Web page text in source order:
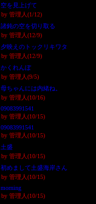
空を見上げて
by 管理人(1/12)
諸鈍の空を切り取る
by 管理人(12/9)
夕映えのトックリキワタ
by 管理人(12/9)
かくれんぼ
by 管理人(9/5)
母ちゃんには内緒ね。
by 管理人(10/16)
09083991541
by 管理人(10/15)
09083991541
by 管理人(10/15)
土盛
by 管理人(10/15)
初めまして土盛海岸さん
by 管理人(10/15)
morning
by 管理人(10/15)